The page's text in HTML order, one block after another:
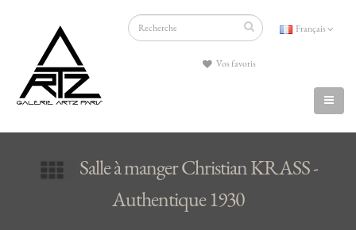
Français
Vos favoris
Salle à manger Christian KRASS -
Authentique 1930